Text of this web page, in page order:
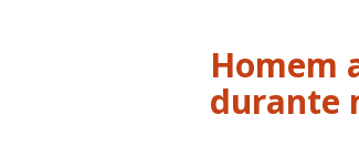
Homem
durante